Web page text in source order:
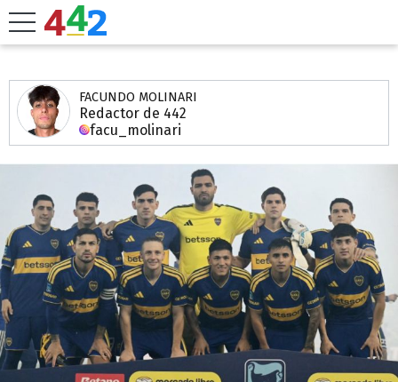
FACUNDO MOLINARI
Redactor de 442
facu_molinari